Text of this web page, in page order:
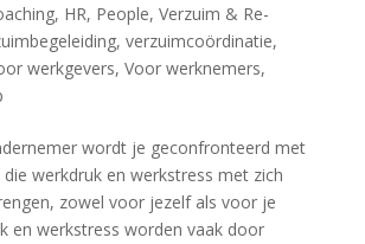
, HR, People, Verzuim & Re-
, verzuimcoördinatie,
werkgevers, Voor werknemers,
wordt je geconfronteerd met
werkdruk en werkstress met zich
zowel voor jezelf als voor je
en werkstress worden vaak door